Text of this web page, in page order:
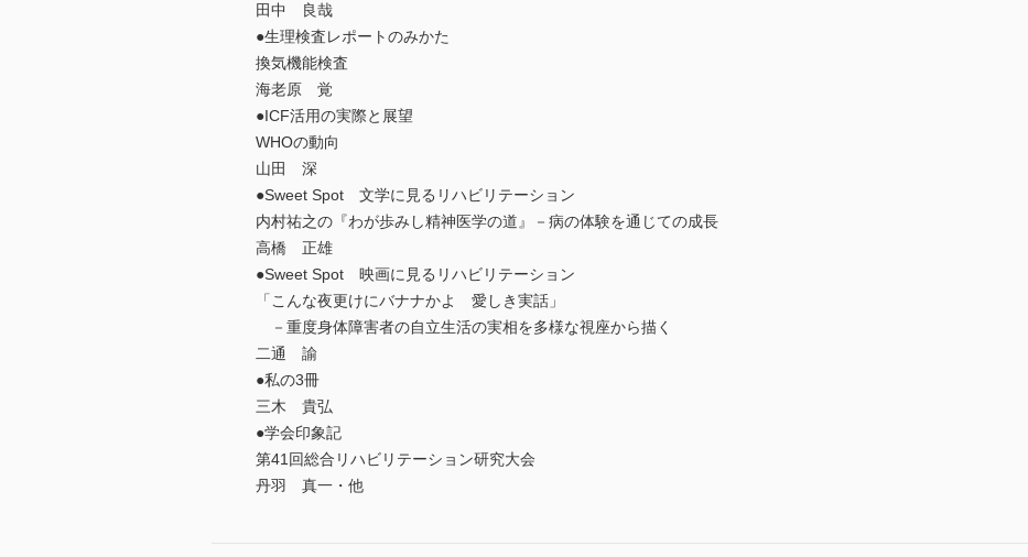
田中 良哉
●生理検査レポートのみかた
換気機能検査
海老原 覚
●ICF活用の実際と展望
WHOの動向
山田 深
●Sweet Spot 文学に見るリハビリテーション
内村祐之の『わが歩みし精神医学の道』－病の体験を通じての成長
高橋 正雄
●Sweet Spot 映画に見るリハビリテーション
「こんな夜更けにバナナかよ 愛しき実話」
－重度身体障害者の自立生活の実相を多様な視座から描く
二通 諭
●私の3冊
三木 貴弘
●学会印象記
第41回総合リハビリテーション研究大会
丹羽 真一・他